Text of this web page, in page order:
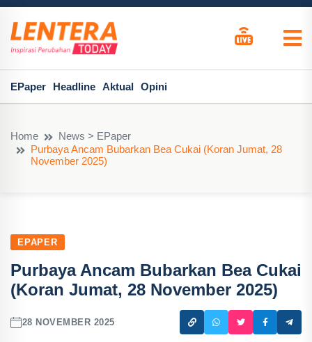
EPaper Headline Aktual Opini
Home
News > EPaper
Purbaya Ancam Bubarkan Bea Cukai (Koran Jumat, 28
November 2025)
EPAPER
Purbaya Ancam Bubarkan Bea Cukai
(Koran Jumat, 28 November 2025)
28 NOVEMBER 2025